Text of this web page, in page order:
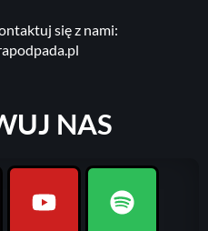
się z nami:
NAS